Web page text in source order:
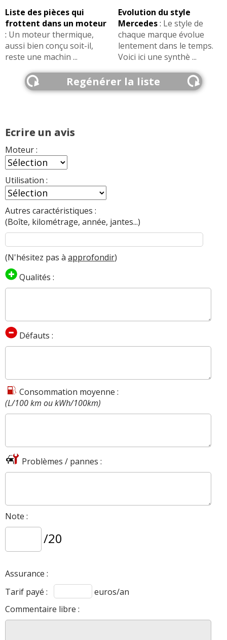
Liste des pièces qui
frottent dans un moteur
: Un moteur thermique,
aussi bien conçu soit-il,
reste une machin ...
Evolution du style
Mercedes: Le style de
chaque marque évolue
lentement dans le temps.
Voici ici une synthè ...
Regénérer la liste
Ecrire un avis
Moteur :
Utilisation :
Autres caractéristiques :
(Boîte, kilométrage, année, jantes...)
(N'hésitez pas à approfondir)
Qualités :
Défauts :
Consommation moyenne :
(L/100 km ou kWh/100km)
Problèmes / pannes :
Note :
/20
Assurance :
Tarif payé :
euros/an
Commentaire libre :